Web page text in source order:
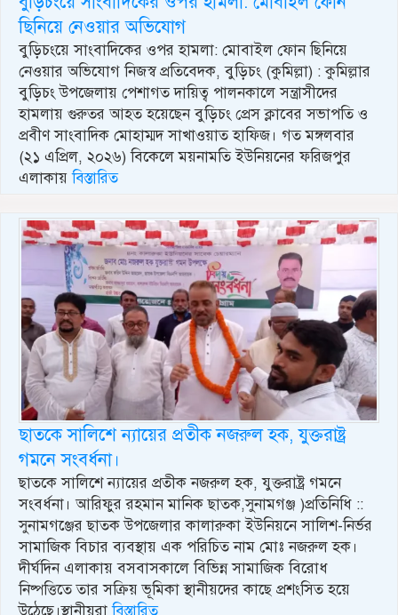
ছিনিয়ে নেওয়ার অভিযোগ
বুড়িচংয়ে সাংবাদিকের ওপর হামলা: মোবাইল ফোন ছিনিয়ে
নেওয়ার অভিযোগ ​নিজস্ব প্রতিবেদক, বুড়িচং (কুমিল্লা) : কুমিল্লার
বুড়িচং উপজেলায় পেশাগত দায়িত্ব পালনকালে সন্ত্রাসীদের
হামলায় গুরুতর আহত হয়েছেন বুড়িচং প্রেস ক্লাবের সভাপতি ও
প্রবীণ সাংবাদিক মোহাম্মদ সাখাওয়াত হাফিজ। গত মঙ্গলবার
(২১ এপ্রিল, ২০২৬) বিকেলে ময়নামতি ইউনিয়নের ফরিজপুর
এলাকায়বিস্তারিত
ছাতকে সালিশে ন্যায়ের প্রতীক নজরুল হক, যুক্তরাষ্ট্র
গমনে সংবর্ধনা।
ছাতকে সালিশে ন্যায়ের প্রতীক নজরুল হক, যুক্তরাষ্ট্র গমনে
সংবর্ধনা। আরিফুর রহমান মানিক ছাতক,সুনামগঞ্জ )প্রতিনিধি ::
সুনামগঞ্জের ছাতক উপজেলার কালারুকা ইউনিয়নে সালিশ-নির্ভর
সামাজিক বিচার ব্যবস্থায় এক পরিচিত নাম মোঃ নজরুল হক।
দীর্ঘদিন এলাকায় বসবাসকালে বিভিন্ন সামাজিক বিরোধ
নিষ্পত্তিতে তার সক্রিয় ভূমিকা স্থানীয়দের কাছে প্রশংসিত হয়ে
উঠেছে।স্থানীয়রাবিস্তারিত